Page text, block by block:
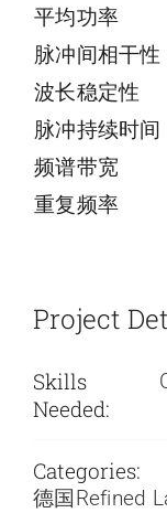
平均功率
脉冲间相干性
波长稳定性
脉冲持续时间
频谱带宽
重复频率
Project
Skills
Needed:
Categories:
德国Refined